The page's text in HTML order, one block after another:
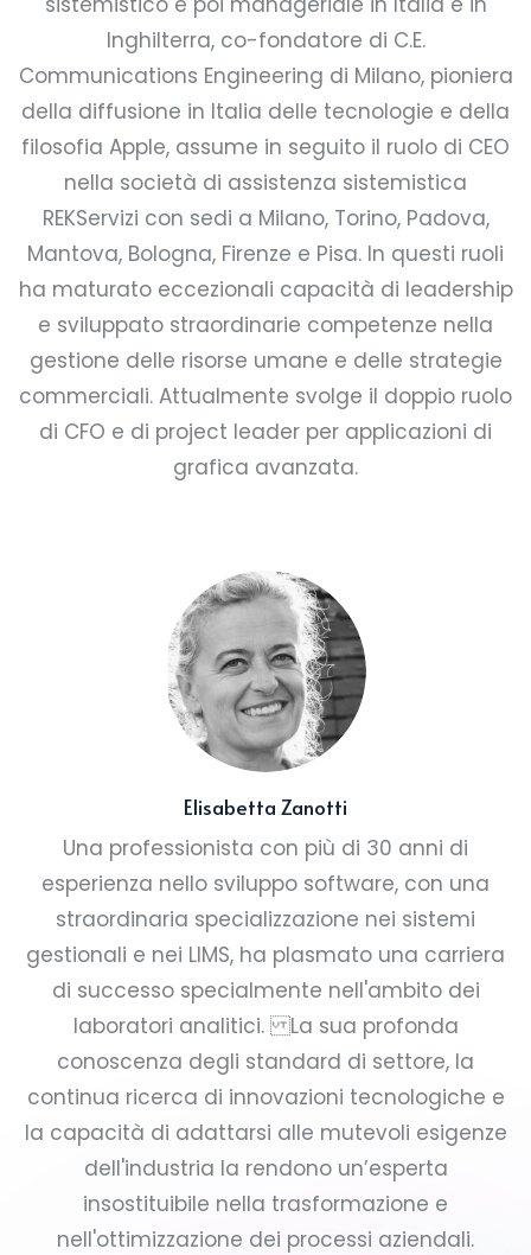
Inghilterra, co-fondatore di C.E.
Communications Engineering di Milano, pioniera
della diffusione in Italia delle tecnologie e della
filosofia Apple, assume in seguito il ruolo di CEO
nella società di assistenza sistemistica
REKServizi con sedi a Milano, Torino, Padova,
Mantova, Bologna, Firenze e Pisa. In questi ruoli
ha maturato eccezionali capacità di leadership
e sviluppato straordinarie competenze nella
gestione delle risorse umane e delle strategie
commerciali. Attualmente svolge il doppio ruolo
di CFO e di project leader per applicazioni di
grafica avanzata.
Elisabetta Zanotti
Una professionista con più di 30 anni di
esperienza nello sviluppo software, con una
straordinaria specializzazione nei sistemi
gestionali e nei LIMS, ha plasmato una carriera
di successo specialmente nell'ambito dei
laboratori analitici. La sua profonda
conoscenza degli standard di settore, la
continua ricerca di innovazioni tecnologiche e
la capacità di adattarsi alle mutevoli esigenze
dell'industria la rendono un’esperta
insostituibile nella trasformazione e
nell'ottimizzazione dei processi aziendali.